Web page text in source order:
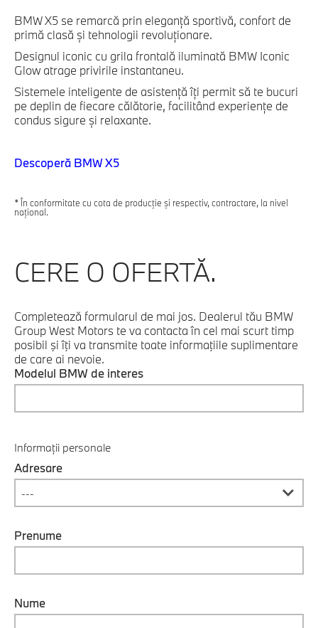
BMW X5 se remarcă prin eleganță sportivă, confort de
primă clasă și tehnologii revoluționare.
Designul iconic cu grila frontală iluminată BMW Iconic
Glow atrage privirile instantaneu.
Sistemele inteligente de asistență îți permit să te bucuri
pe deplin de fiecare călătorie, facilitând experiențe de
condus sigure și relaxante.
Descoperă BMW X5
* În conformitate cu cota de producție și respectiv, contractare, la nivel
național.
CERE O OFERTĂ.
Completează formularul de mai jos. Dealerul tău BMW
Group West Motors te va contacta în cel mai scurt timp
posibil şi îţi va transmite toate informaţiile suplimentare
de care ai nevoie.
Modelul BMW de interes
Informații personale
Adresare
Prenume
Nume